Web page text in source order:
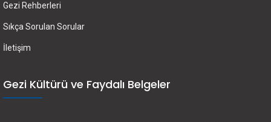
Gezi Rehberleri
Sıkça Sorulan Sorular
İletişim
Gezi Kültürü ve Faydalı Belgeler